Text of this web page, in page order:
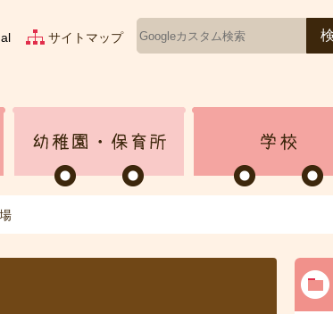
サイトマップ